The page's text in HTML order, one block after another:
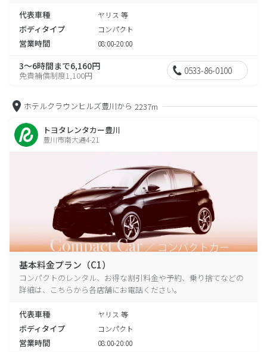
代表車種 ヤリス 等
ボディタイプ コンパクト
営業時間 08:00-20:00
3～6時間まで6,160円
免責補償制度1,100円 0533-86-0100
ホテルクラウンヒルズ豊川から 2237m
トヨタレンタカー豊川
豊川市南大通4-21
基本料金プラン（C1）
コンパクトのレンタル、お得な割引料金や予約、乗り捨てなどの
詳細は、こちらから各店舗にお電話ください。
代表車種 ヤリス 等
ボディタイプ コンパクト
営業時間 08:00-20:00